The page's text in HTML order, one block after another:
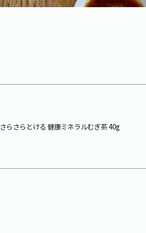
さらさらとける 健康ミネラルむぎ茶 40g